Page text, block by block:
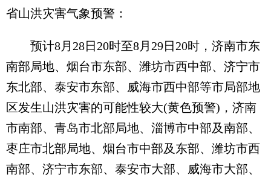
省山洪灾害气象预警：
预计8月28日20时至8月29日20时，济南市东
南部局地、烟台市东部、潍坊市西中部、济宁市
东北部、泰安市东部、威海市西中部等市局部地
区发生山洪灾害的可能性较大(黄色预警)，济南
市南部、青岛市北部局地、淄博市中部及南部、
枣庄市北部局地、烟台市中部及东部、潍坊市西
南部、济宁市东部、泰安市大部、威海市大部、